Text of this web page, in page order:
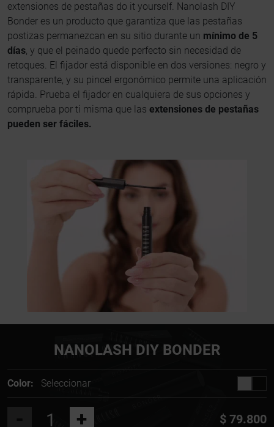
extensiones de pestañas do it yourself. Nanolash DIY
Bonder es un producto que garantiza que las pestañas
postizas permanezcan en su sitio durante un mínimo de 5
días, y que el peinado quede perfecto sin necesidad de
retoques. El fijador está disponible en dos versiones: negro y
transparente, y su pincel ergonómico permite una aplicación
rápida. Prueba el fijador en cualquiera de sus opciones y
comprueba por ti misma que las extensiones de pestañas
pueden ser fáciles.
NANOLASH DIY BONDER
Color: Seleccionar
+ $ 79.800